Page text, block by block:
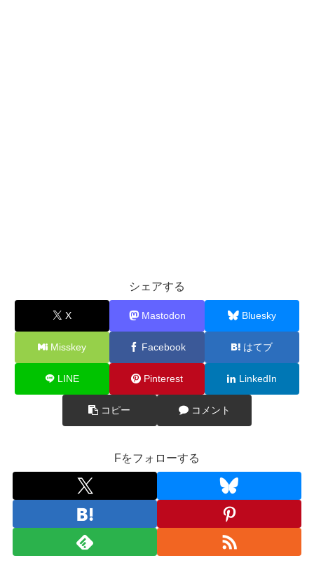
シェアする
X Mastodon Bluesky
Misskey Facebook はてブ
LINE Pinterest LinkedIn
コピー コメント
Fをフォローする